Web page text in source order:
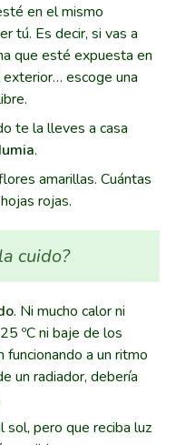
en el mismo
tú. Es decir, si vas a
que esté expuesta en
escoge una
te la lleves a casa
.
amarillas. Cuántas
rojas.
cuido?
. Ni mucho calor ni
ºC ni baje de los
funcionando a un ritmo
un radiador, debería
pero que reciba luz